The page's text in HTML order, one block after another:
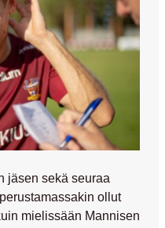
jäsen sekä seuraa
ollut
mielissään Mannisen